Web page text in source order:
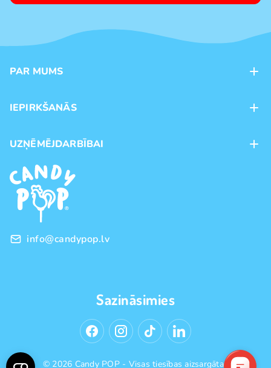
PAR MUMS
Veikali
Preču zīmoli
IEPIRKŠANĀS
Piegāde
Pirkšanas noteikumi
Privātuma politika
UZŅĒMĒJDARBĪBAI
Franšīze
Vairumtirdzniecība
info@candypop.lv
Sazināsimies
© 2026 Candy POP - Visas tiesības aizsargātas